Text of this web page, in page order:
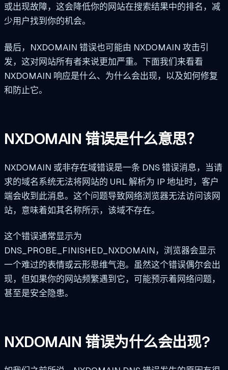
或出现故障，这会降低你的网站在搜索结果中的排名，减
少用户找到你的机会。
最后，NXDOMAIN 错误也可能由 NXDOMAIN 攻击引
发，这对网站所有者来说更加严重。下面我们来看看
NXDOMAIN 响应是什么、为什么会出现，以及如何修复
和防止它。
NXDOMAIN 错误是什么意思？
NXDOMAIN 或非存在域错误是一条 DNS 错误消息，当请
求的域名系统无法将网站的 URL 解析为 IP 地址时，客户
端会收到此消息。这个问题导致网络浏览器无法访问该网
站，意味着如其名称所示，该域不存在。
这个错误通常显示为
DNS_PROBE_FINISHED_NXDOMAIN，浏览器会显示
一个难过的表情或云形思维气泡。虽然这个错误偶尔会出
现，但如果你的网站频繁遇到它，可能预示着网络问题，
甚至是安全隐患。
NXDOMAIN 错误为什么会出现?